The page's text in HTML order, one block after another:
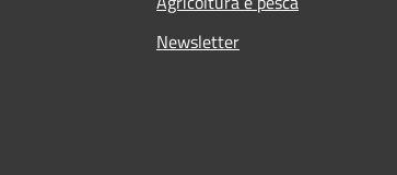
Newsletter